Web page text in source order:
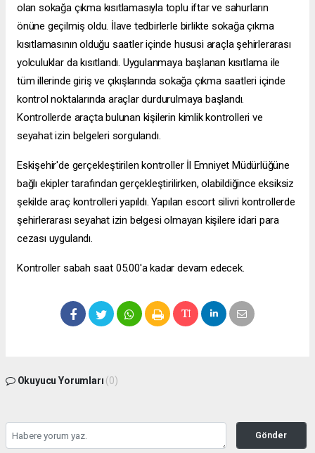
olan sokağa çıkma kısıtlamasıyla toplu iftar ve sahurların
önüne geçilmiş oldu. İlave tedbirlerle birlikte sokağa çıkma
kısıtlamasının olduğu saatler içinde hususi araçla şehirlerarası
yolculuklar da kısıtlandı. Uygulanmaya başlanan kısıtlama ile
tüm illerinde giriş ve çıkışlarında sokağa çıkma saatleri içinde
kontrol noktalarında araçlar durdurulmaya başlandı.
Kontrollerde araçta bulunan kişilerin kimlik kontrolleri ve
seyahat izin belgeleri sorgulandı.
Eskişehir'de gerçekleştirilen kontroller İl Emniyet Müdürlüğüne
bağlı ekipler tarafından gerçekleştirilirken, olabildiğince eksiksiz
şekilde araç kontrolleri yapıldı. Yapılan escort silivri kontrollerde
şehirlerarası seyahat izin belgesi olmayan kişilere idari para
cezası uygulandı.
Kontroller sabah saat 05.00'a kadar devam edecek.
Okuyucu Yorumları (0)
Gönder